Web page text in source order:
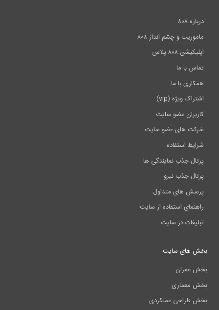
6:39
درباره ۸۰۸
ماموریت و چشم انداز ۸۰۸
اپلیکیشن ۸۰۸ پلاس
تماس با ما
همکاری با ما
اشتراک ویژه (vip)
کاربران عضو سایت
شرکت های عضو سایت
شرایط استفاده
پرتال جذب نمایندگی ها
پرتال جذب نیرو
پرسش های متداول
راهنمای استفاده از سایت
تبلیغات در سایت
بخش های سایت
بخش عمران
بخش معماری
بخش طراحی عملکردی